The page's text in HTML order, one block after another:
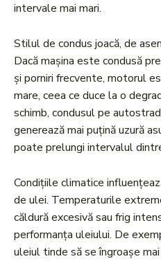
intervale mai mari.
Stilul de condus joacă, de
Dacă mașina este condusă
și porniri frecvente, motorul
mare, ceea ce duce la o
schimb, condusul pe
generează mai puțină uzură
poate prelungi intervalul
Condițiile climatice
de ulei. Temperaturile
căldură excesivă sau frig
performanța uleiului. De
uleiul tinde să se îngroașe